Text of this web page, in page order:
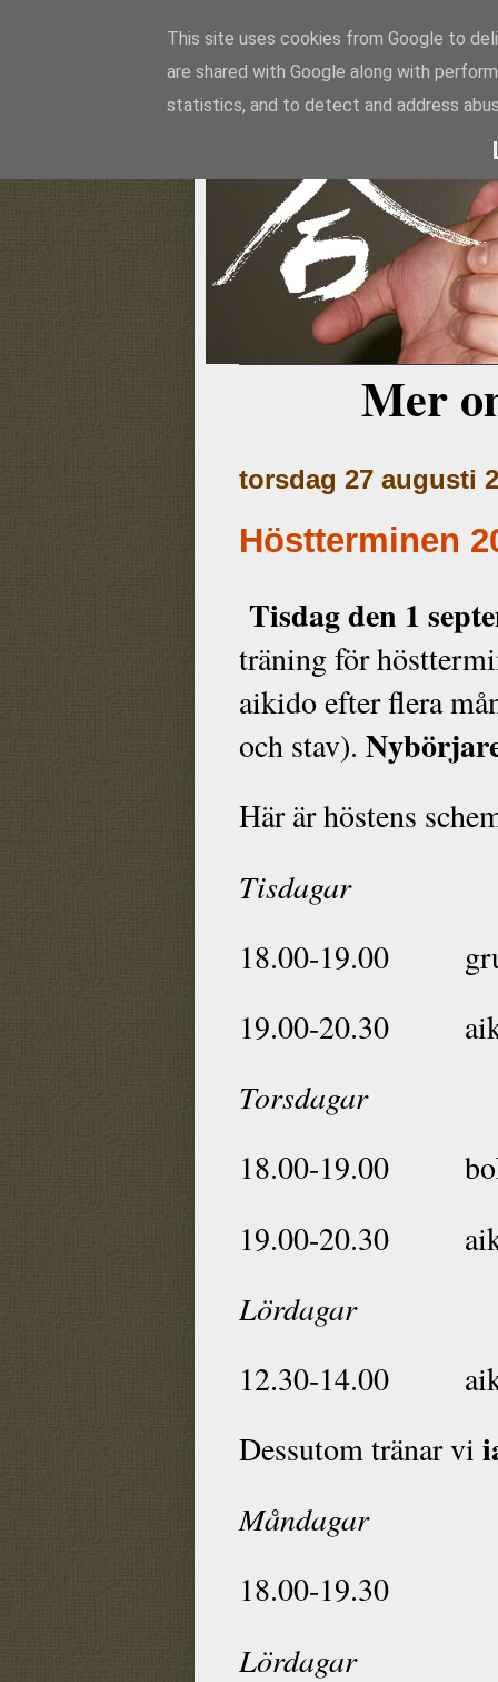
Aikido
Mer
torsdag 27 augusti
Höstterminen
Tisdag den 1
träning för
aikido efter flera
och stav).
Här är höstens
Tisdagar
18.00-19.00
19.00-20.30
Torsdagar
18.00-19.00
19.00-20.30
Lördagar
12.30-14.00
Dessutom tränar vi
Måndagar
18.00-19.30
Lördagar
This site uses cookies from Google to
are shared with Google along with
statistics, and to detect and address